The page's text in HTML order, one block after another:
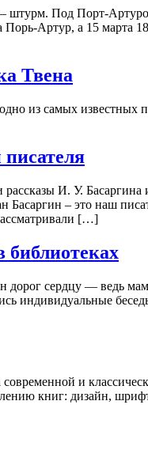
штурм. Под Порт-
Артур, а 15 марта
Твена
из самых
рассказы И. У.
– это наш
[…]
сердцу — ведь
индивидуальные
и
книг: дизайн,